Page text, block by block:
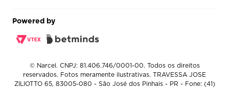
Powered by
© Narcel. CNPJ: 81.406.746/0001-00. Todos os direitos
reservados. Fotos meramente ilustrativas. TRAVESSA JOSE
ZILIOTTO 65, 83005-080 - São José dos Pinhais - PR - Fone: (41)